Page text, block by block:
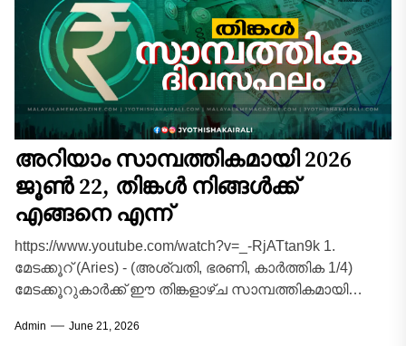
അറിയാം സാമ്പത്തികമായി 2026
ജൂൺ 22, തിങ്കൾ നിങ്ങൾക്ക്
എങ്ങനെ എന്ന്
https://www.youtube.com/watch?v=_-RjATtan9k 1.
മേടക്കൂറ് (Aries) - (അശ്വതി, ഭരണി, കാർത്തിക 1/4)
മേടക്കൂറുകാർക്ക് ഈ തിങ്കളാഴ്ച സാമ്പത്തികമായി
ഉണ്ടാക്കാൻ സാധിക്കുന്ന അനുകൂലമായ...
Admin June 21, 2026